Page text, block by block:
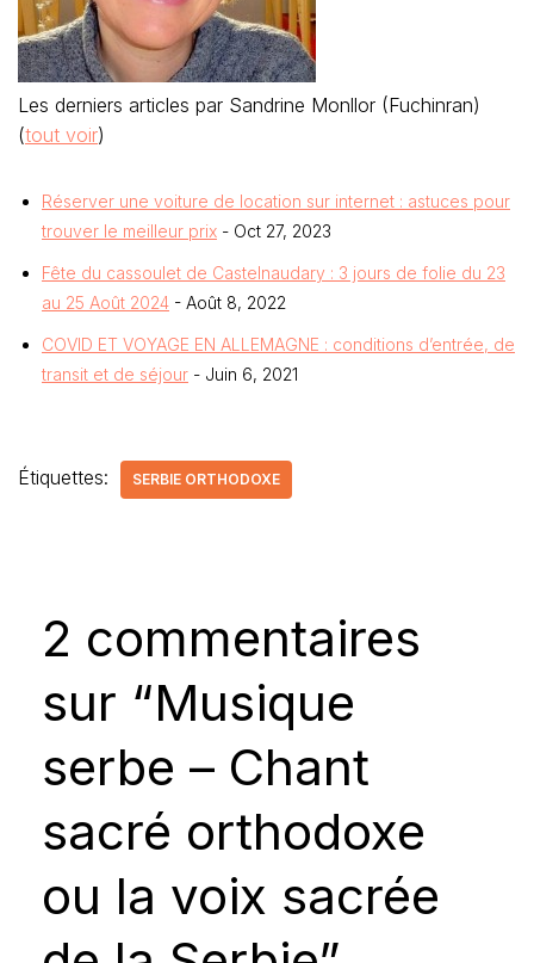
Les derniers articles par Sandrine Monllor (Fuchinran)
(tout voir)
Réserver une voiture de location sur internet : astuces pour
trouver le meilleur prix - Oct 27, 2023
Fête du cassoulet de Castelnaudary : 3 jours de folie du 23
au 25 Août 2024 - Août 8, 2022
COVID ET VOYAGE EN ALLEMAGNE : conditions d’entrée, de
transit et de séjour - Juin 6, 2021
Étiquettes: SERBIE ORTHODOXE
2 commentaires
sur “Musique
serbe – Chant
sacré orthodoxe
ou la voix sacrée